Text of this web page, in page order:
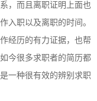
，而且离职证明上面也
入职以及离职的时间。
经历的有力证据，也帮
今很多求职者的简历都
一种很有效的辨别求职